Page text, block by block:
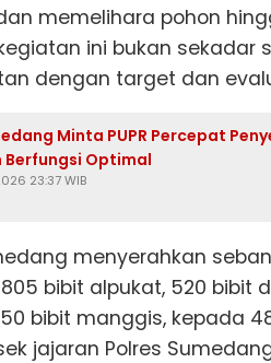
memelihara pohon
ini bukan sekadar
dengan target dan
Minta PUPR Percepat
Berfungsi Optimal
23:37 WIB
menyerahkan
bibit alpukat, 520 bibit
bibit manggis, kepada
jajaran Polres